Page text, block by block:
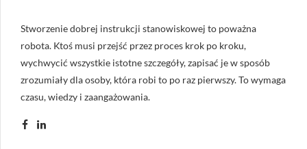
Stworzenie dobrej instrukcji stanowiskowej to poważna
robota. Ktoś musi przejść przez proces krok po kroku,
wychwycić wszystkie istotne szczegóły, zapisać je w sposób
zrozumiały dla osoby, która robi to po raz pierwszy. To wymaga
czasu, wiedzy i zaangażowania.